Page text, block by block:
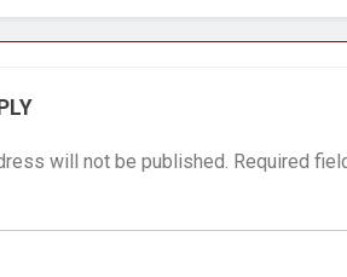
पेपर लीक पर गैर-भाजपा
will not be published. Required